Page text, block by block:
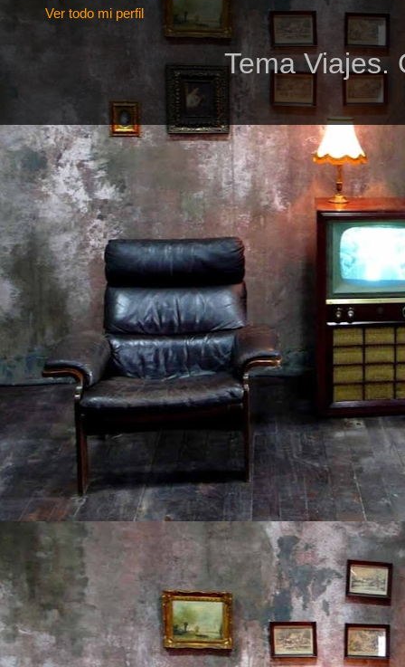
Ver todo mi perfil
Tema